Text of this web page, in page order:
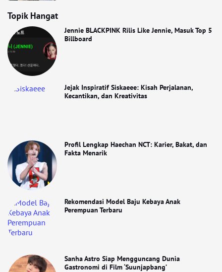
Topik Hangat
Jennie BLACKPINK Rilis Like Jennie, Masuk Top 5
Billboard
Jejak Inspiratif Siskaeee: Kisah Perjalanan,
Kecantikan, dan Kreativitas
Profil Lengkap Haechan NCT: Karier, Bakat, dan
Fakta Menarik
Rekomendasi Model Baju Kebaya Anak
Perempuan Terbaru
Sanha Astro Siap Mengguncang Dunia
Gastronomi di Film ‘Suunjapbang’